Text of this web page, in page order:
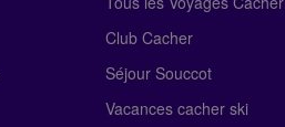
Club Cacher
Séjour Souccot
Vacances cacher ski